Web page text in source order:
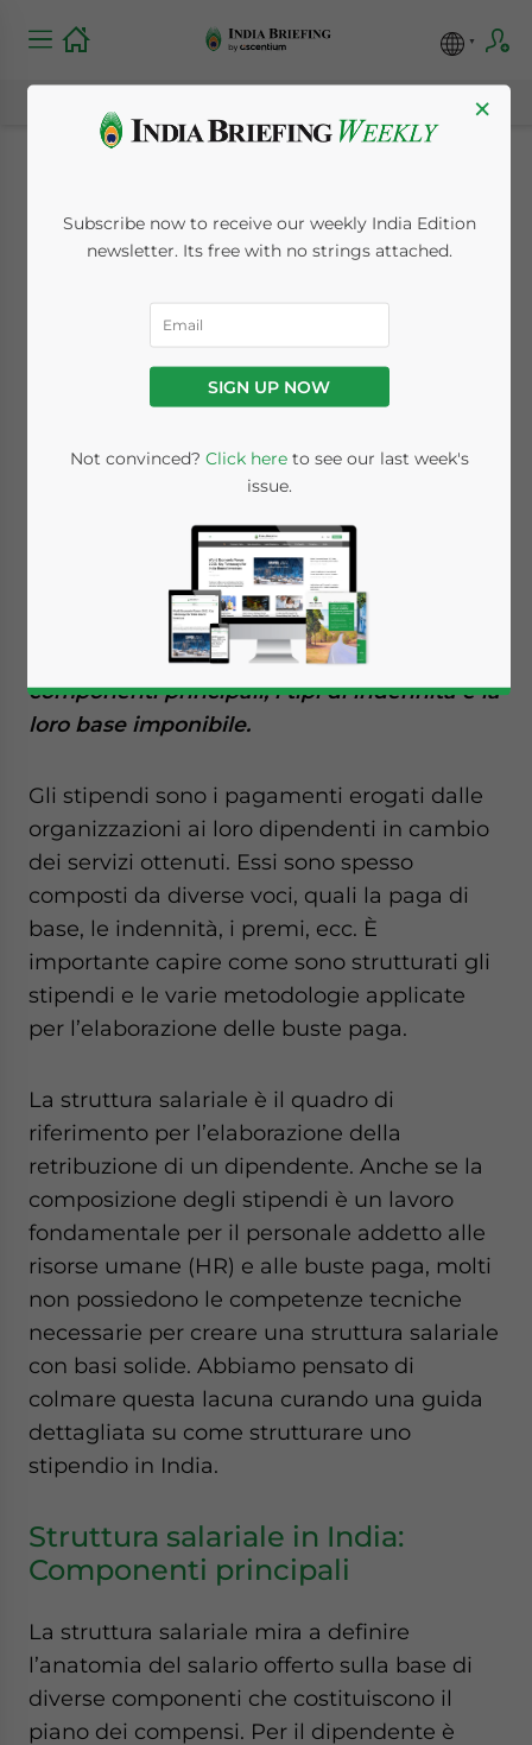
Com’è strutturato lo
stipendio in India: Le
componenti
principali
Reading Time: 6 minutes
Forniamo una guida sulla struttura dello
stipendio in India, illustrando le sue
componenti principali, i tipi di indennità e la
loro base imponibile.
Gli stipendi sono i pagamenti erogati dalle
organizzazioni ai loro dipendenti in cambio
dei servizi ottenuti. Essi sono spesso
composti da diverse voci, quali la paga di
base, le indennità, i premi, ecc. È
importante capire come sono strutturati gli
stipendi e le varie metodologie applicate
per l’elaborazione delle buste paga.
La struttura salariale è il quadro di
riferimento per l’elaborazione della
retribuzione di un dipendente. Anche se la
composizione degli stipendi è un lavoro
fondamentale per il personale addetto alle
risorse umane (HR) e alle buste paga, molti
non possiedono le competenze tecniche
necessarie per creare una struttura salariale
con basi solide. Abbiamo pensato di
colmare questa lacuna curando una guida
dettagliata su come strutturare uno
stipendio in India.
Struttura salariale in India:
Componenti principali
La struttura salariale mira a definire
l’anatomia del salario offerto sulla base di
diverse componenti che costituiscono il
piano dei compensi. Per il dipendente è
×
Subscribe now to receive our weekly India Edition
newsletter. Its free with no strings attached.
SIGN UP NOW
Not convinced? Click hereto see our last week's
issue.
for Asia!
- case sensitive